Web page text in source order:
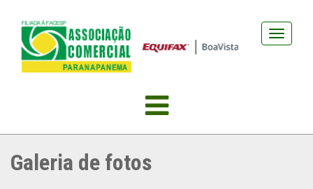
Abrir
navegação
Galeria de fotos